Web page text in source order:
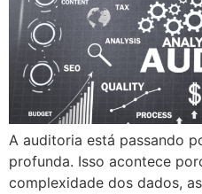
A auditoria está passando
profunda. Isso acontece
complexidade dos dados,